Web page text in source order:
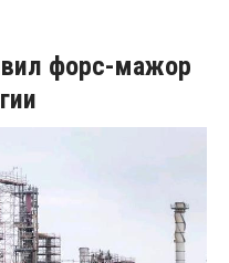
форс-мажор